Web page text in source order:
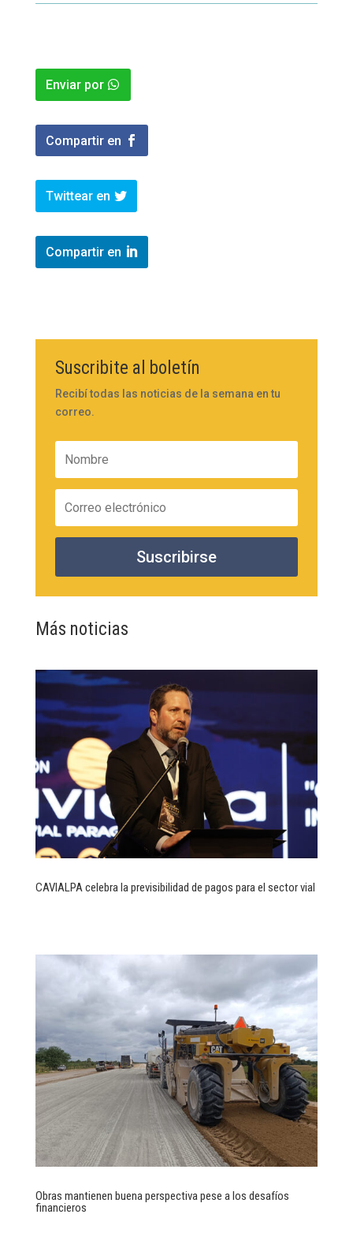
Enviar por
Compartir en
Twittear en
Compartir en
Suscribite al boletín
Recibí todas las noticias de la semana en tu
correo.
Suscribirse
Más noticias
CAVIALPA celebra la previsibilidad de pagos para el sector vial
Obras mantienen buena perspectiva pese a los desafíos
financieros